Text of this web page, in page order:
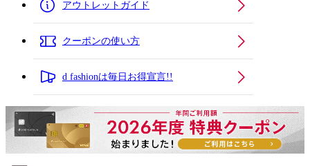
アウトレットガイド
クーポンの使い方
d fashionは毎日お得宣言!!